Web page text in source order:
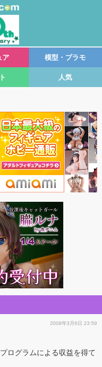
ア 模型・プラモ
人気
2008年3月6日 23:59
ログラムによる収益を得て